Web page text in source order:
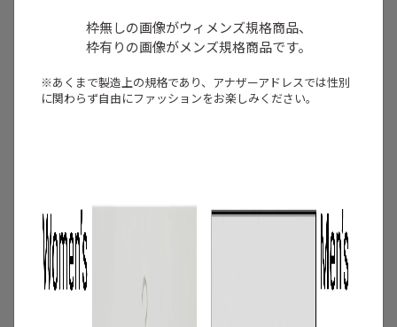
枠無しの画像がウィメンズ規格商品、
枠有りの画像がメンズ規格商品です。
※あくまで製造上の規格であり、アナザーアドレスでは性別
に関わらず自由にファッションをお楽しみください。